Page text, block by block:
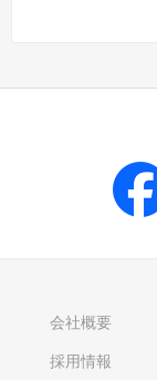
会社概要
採用情報